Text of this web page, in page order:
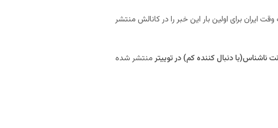
فرد نامبرده در ساعت ۸.۵ صبح به وقت ایران برای اولین بار این خبر را در کانالش منتشر
ناشناس(با دنبال کننده کم) در توییترمنتشر شده